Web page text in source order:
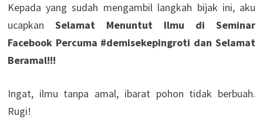
Kepada yang sudah mengambil langkah bijak ini, aku
ucapkan Selamat Menuntut Ilmu di Seminar
Facebook Percuma #demisekepingroti dan Selamat
Beramal!!!
Ingat, ilmu tanpa amal, ibarat pohon tidak berbuah.
Rugi!